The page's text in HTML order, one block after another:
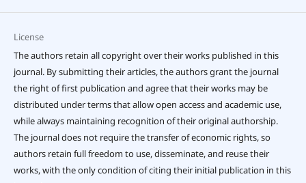
License
The authors retain all copyright over their works published in this
journal. By submitting their articles, the authors grant the journal
the right of first publication and agree that their works may be
distributed under terms that allow open access and academic use,
while always maintaining recognition of their original authorship.
The journal does not require the transfer of economic rights, so
authors retain full freedom to use, disseminate, and reuse their
works, with the only condition of citing their initial publication in this